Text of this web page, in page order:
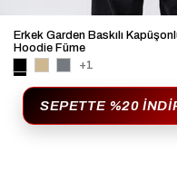
Erkek Garden Baskılı
Hoodie Füme
+1
SEPETTE %20